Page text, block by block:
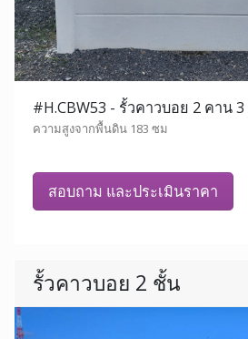
#H.CBW53 - รั้วคาวบอย 2 คาน
ความสูงจากพื้นดิน 183 ซม
สอบถาม และประเมินราคา
รั้วคาวบอย 2 ชั้น